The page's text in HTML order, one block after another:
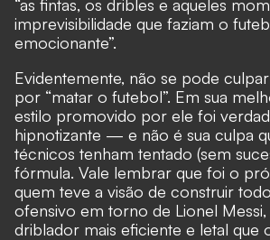
“as fintas, os dribles e aqueles
imprevisibilidade que faziam o
emocionante”.
Evidentemente, não se pode
por “matar o futebol”. Em sua
estilo promovido por ele foi
hipnotizante — e não é sua culpa
técnicos tenham tentado (sem
fórmula. Vale lembrar que foi o
quem teve a visão de construir
ofensivo em torno de Lionel
driblador mais eficiente e letal que